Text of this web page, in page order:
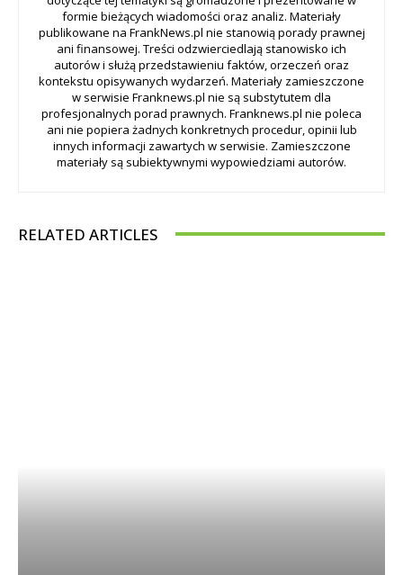
formie bieżących wiadomości oraz analiz. Materiały
publikowane na FrankNews.pl nie stanowią porady prawnej
ani finansowej. Treści odzwierciedlają stanowisko ich
autorów i służą przedstawieniu faktów, orzeczeń oraz
kontekstu opisywanych wydarzeń. Materiały zamieszczone
w serwisie Franknews.pl nie są substytutem dla
profesjonalnych porad prawnych. Franknews.pl nie poleca
ani nie popiera żadnych konkretnych procedur, opinii lub
innych informacji zawartych w serwisie. Zamieszczone
materiały są subiektywnymi wypowiedziami autorów.
RELATED ARTICLES